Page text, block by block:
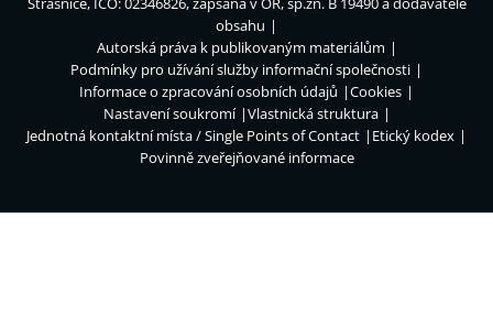
obsahu
Autorská práva k publikovaným materiálům
Podmínky pro užívání služby informační společnosti
Informace o zpracování osobních údajů
Cookies
Nastavení soukromí
Vlastnická struktura
Jednotná kontaktní místa / Single Points of Contact
Etický kodex
Povinně zveřejňované informace